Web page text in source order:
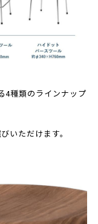
4種類のラインナップ
いただけます。